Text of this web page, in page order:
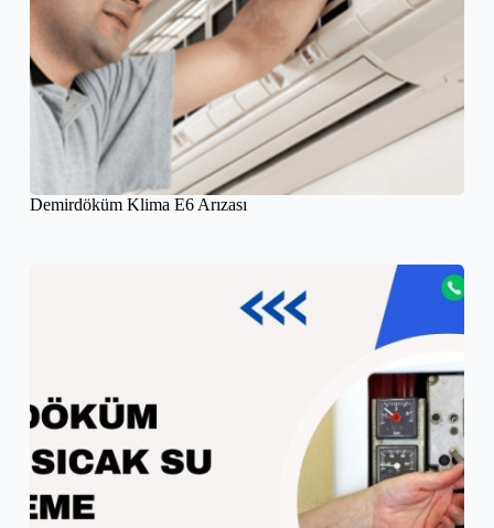
Demirdöküm Klima E6 Arızası